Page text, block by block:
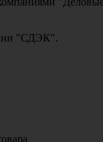
"СДЭК".